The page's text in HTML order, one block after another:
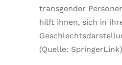
transgender
hilft ihnen, sich in
(Quelle: